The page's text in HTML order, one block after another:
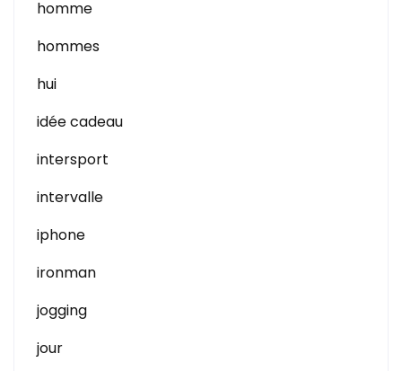
homme
hommes
hui
idée cadeau
intersport
intervalle
iphone
ironman
jogging
jour